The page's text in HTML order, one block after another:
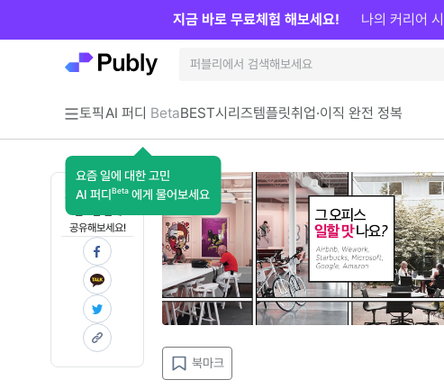
토픽AI 퍼디 Beta
요즘 일에 대한 고민
AI 퍼디 Beta 에게 물어보세요
BEST시리즈템플릿취업·이직 완전 정복
지금 바로 무료체험 해보세요! 나의 커리어
지금 인사이트가
공유해보세요!
북마크